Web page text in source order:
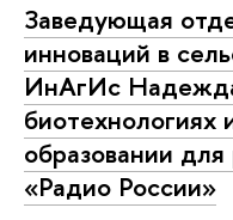
Заведующая
инноваций в
ИнАгИс
биотехнологиях
образовании
«Радио России»